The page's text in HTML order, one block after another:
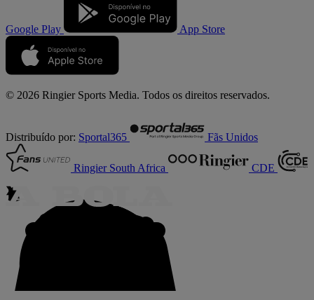
Google Play App Store
© 2026 Ringier Sports Media. Todos os direitos reservados.
Distribuído por: Sportal365 Fãs Unidos
Ringier South Africa CDE